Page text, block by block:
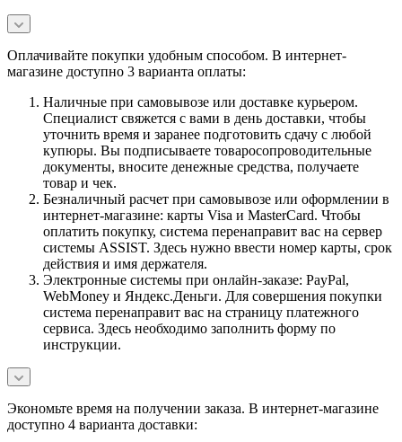
Оплачивайте покупки удобным способом. В интернет-
магазине доступно 3 варианта оплаты:
Наличные при самовывозе или доставке курьером.
Специалист свяжется с вами в день доставки, чтобы
уточнить время и заранее подготовить сдачу с любой
купюры. Вы подписываете товаросопроводительные
документы, вносите денежные средства, получаете
товар и чек.
Безналичный расчет при самовывозе или оформлении в
интернет-магазине: карты Visa и MasterCard. Чтобы
оплатить покупку, система перенаправит вас на сервер
системы ASSIST. Здесь нужно ввести номер карты, срок
действия и имя держателя.
Электронные системы при онлайн-заказе: PayPal,
WebMoney и Яндекс.Деньги. Для совершения покупки
система перенаправит вас на страницу платежного
сервиса. Здесь необходимо заполнить форму по
инструкции.
Экономьте время на получении заказа. В интернет-магазине
доступно 4 варианта доставки: